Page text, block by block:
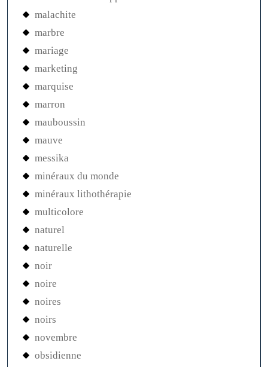
malachite
marbre
mariage
marketing
marquise
marron
mauboussin
mauve
messika
minéraux du monde
minéraux lithothérapie
multicolore
naturel
naturelle
noir
noire
noires
noirs
novembre
obsidienne